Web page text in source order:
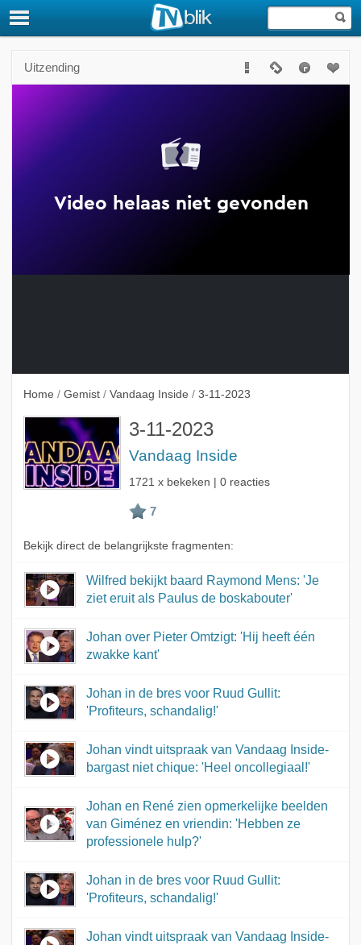
Uitzending
Home / Gemist / Vandaag Inside / 3-11-2023
3-11-2023
Vandaag Inside
1721 x bekeken | 0 reacties
Bekijk direct de belangrijkste fragmenten:
Wilfred bekijkt baard Raymond Mens: 'Je
ziet eruit als Paulus de boskabouter'
Johan over Pieter Omtzigt: 'Hij heeft één
zwakke kant'
Johan in de bres voor Ruud Gullit:
'Profiteurs, schandalig!'
Johan vindt uitspraak van Vandaag Inside-
bargast niet chique: 'Heel oncollegiaal!'
Johan en René zien opmerkelijke beelden
van Giménez en vriendin: 'Hebben ze
professionele hulp?'
Johan in de bres voor Ruud Gullit:
'Profiteurs, schandalig!'
Johan vindt uitspraak van Vandaag Inside-